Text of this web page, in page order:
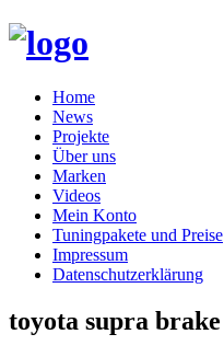
Skip
content
Home
News
Projekte
Über uns
Marken
Videos
Mein Konto
Tuningpakete und Preise
Impressum
Datenschutzerklärung
toyota supra brake